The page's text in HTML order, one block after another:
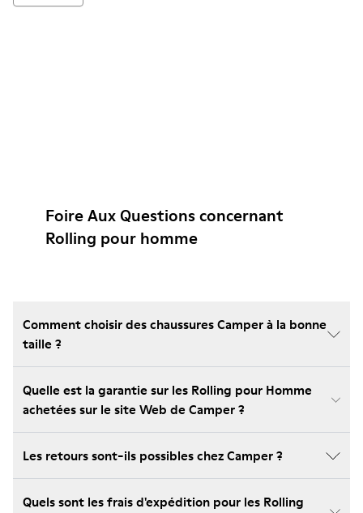
Foire Aux Questions concernant
Rolling pour homme
Comment choisir des chaussures Camper à la bonne
taille ?
Quelle est la garantie sur les Rolling pour Homme
achetées sur le site Web de Camper ?
Les retours sont-ils possibles chez Camper ?
Quels sont les frais d'expédition pour les Rolling